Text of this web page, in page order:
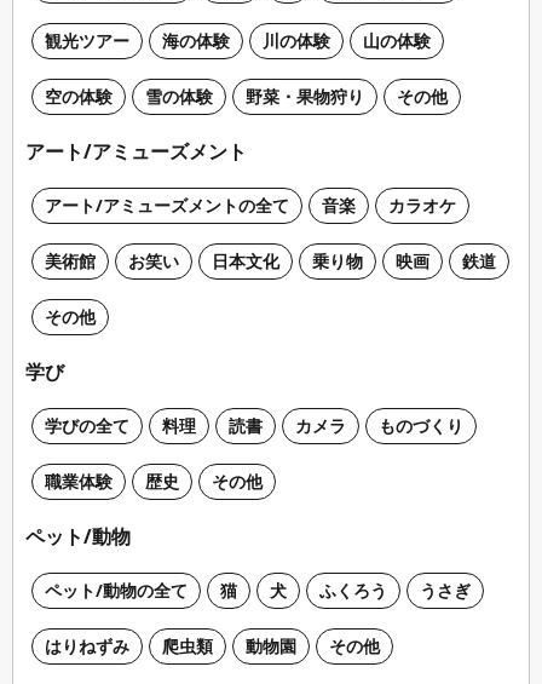
観光ツアー 海の体験 川の体験 山の体験
空の体験 雪の体験 野菜・果物狩り その他
アート/アミューズメント
アート/アミューズメントの全て 音楽 カラオケ
美術館 お笑い 日本文化 乗り物 映画 鉄道
その他
学び
学びの全て 料理 読書 カメラ ものづくり
職業体験 歴史 その他
ペット/動物
ペット/動物の全て 猫 犬 ふくろう うさぎ
はりねずみ 爬虫類 動物園 その他